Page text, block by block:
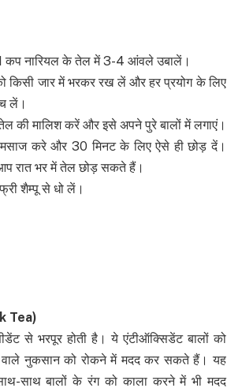
कप नारियल के तेल में 3-4 आंवले उबालें।
किसी जार में भरकर रख लें और हर प्रयोग के लिए
लें।
की मालिश करें और इसे अपने पुरे बालों में लगाएं।
करे और 30 मिनट के लिए ऐसे ही छोड़ दें।
रात भर में तेल छोड़ सकते हैं।
शैम्पू से धो लें।
Tea)
से भरपूर होती है। ये एंटीऑक्सिडेंट बालों को
नुकसान को रोकने में मदद कर सकते हैं। यह
साथ बालों के रंग को काला करने में भी मदद